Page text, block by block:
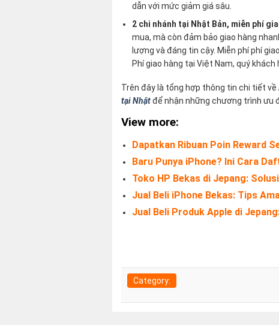
dẫn với mức giảm giá sâu.
2 chi nhánh tại Nhật Bản, miễn phí
mua, mà còn đảm bảo giao hàng
lượng và đáng tin cậy. Miễn phí phí
Phí giao hàng tại Việt Nam, quý
Trên đây là tổng hợp thông tin chi tiết về
tại Nhậtđể nhận những chương trình ưu
View more:
Dapatkan Ribuan Poin Reward
Baru Punya iPhone? Ini Cara
Toko HP Bekas di Jepang:
Jual Beli iPhone Bekas: Tips
Jual Beli Produk Apple di
Category: